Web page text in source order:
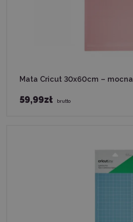
Mata Cricut 30x60cm – mocna
59,99zł brutto